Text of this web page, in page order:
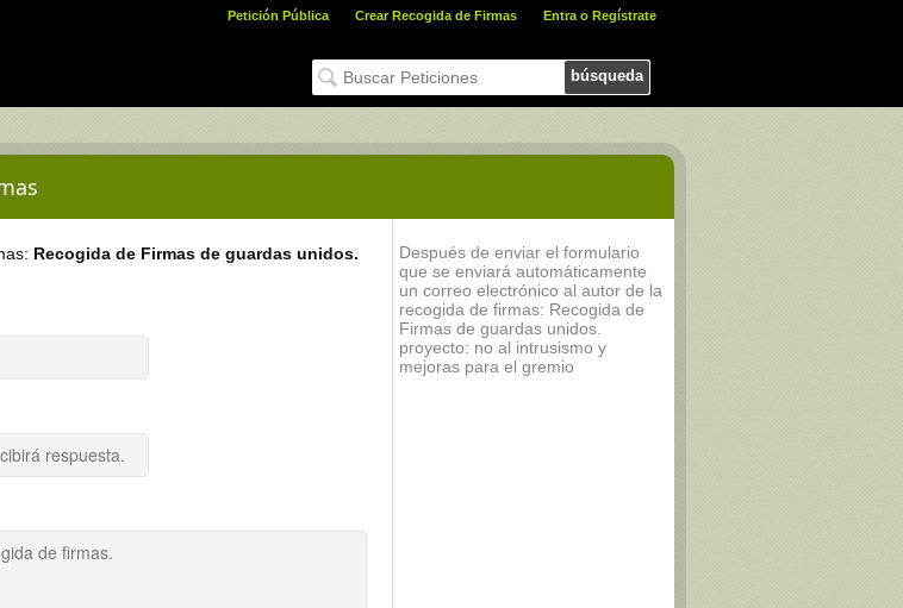
Petición Pública Crear Recogida de Firmas Entra o Regístrate
búsqueda
Recogida de Firmas de guardas unidos.
Después de enviar el formulario
que se enviará automáticamente
un correo electrónico al autor de la
recogida de firmas: Recogida de
Firmas de guardas unidos.
proyecto: no al intrusismo y
mejoras para el gremio